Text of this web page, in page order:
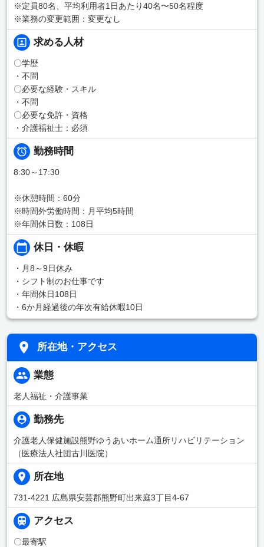
※定員80名、平均利用者1日あたり40名〜50名程度
※業務の変更範囲：変更なし
求める人材
〇学歴
・不問
〇必要な経験・スキル
・不問
〇必要な免許・資格
・介護福祉士：必須
勤務時間
8:30～17:30
※休憩時間：60分
※時間外労働時間：月平均5時間
※年間休日数：108日
休日・休暇
・月8～9日休み
・シフト制のお仕事です
・年間休日108日
・6か月経過後の年次有給休暇10日
所在地・アクセス
業態
老人福祉・介護事業
勤務先
介護老人保健施設熊野ゆうあいホーム通所リハビリテーション
（医療法人社団古川医院）
所在地
731-4221 広島県安芸郡熊野町出来庭3丁目4-67
アクセス
〇最寄駅